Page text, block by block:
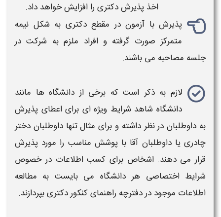
اخذ پذیرش دکتری را افزایش خواهد داد.
پذیرشبا آزمون در مقطعدکتری به شکل نیمه
متمرکز صورت گرفته و افراد ملزم به شرکت در
جلسه مصاحبه می باشند.
لازم به ذکر است که برخی از دانشگاه ها مانند
دانشگاه شاهد شرایط ویژه ای برای اعطای پذیرش
به داوطلبان در نظر داشته و برای مثال تنها داوطلبان دختر
چادری یا داوطلبان آقا با پوشش مناسب را مورد پذیرش
قرار می دهند. اشخاص برای کسب اطلاعات در خصوص
شرایطاختصاصی هر دانشگاه می بایست به مطالعه
اطلاعات موجود در دفترچه راهنمای کنکوردکتریبپردازند.